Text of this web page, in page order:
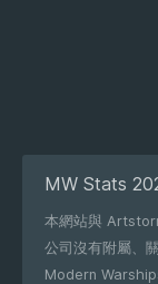
MW Stats
本網站與
公司沒有附屬、
Modern